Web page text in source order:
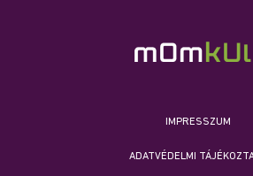
IMPRESSZUM
ADATVÉDELMI